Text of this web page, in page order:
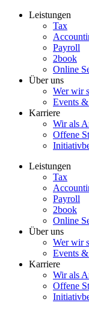
Zum
Leistungen
Tax
Payroll
2book
Online
Über uns
Wer wir
Events
Karriere
Wir als
Offene
Leistungen
Tax
Payroll
2book
Online
Über uns
Wer wir
Events
Karriere
Wir als
Offene